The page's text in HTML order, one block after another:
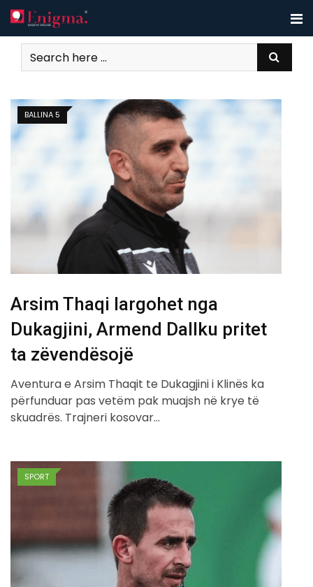
Skip
to
content
BALLINA 5
Arsim Thaqi largohet nga
Dukagjini, Armend Dallku pritet
ta zëvendësojë
Aventura e Arsim Thaqit te Dukagjini i Klinës ka
përfunduar pas vetëm pak muajsh në krye të
skuadrës. Trajneri kosovar…
SPORT